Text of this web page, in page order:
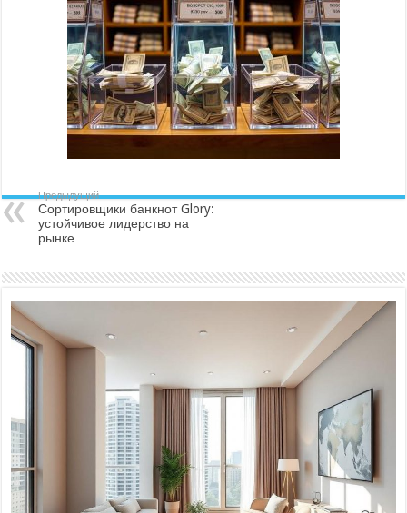
Предыдущий
Сортировщики банкнот Glory:
устойчивое лидерство на
рынке